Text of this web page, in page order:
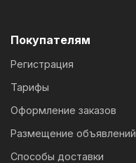
Покупателям
Регистрация
Тарифы
Оформление заказов
Размещение объявлений
Способы доставки